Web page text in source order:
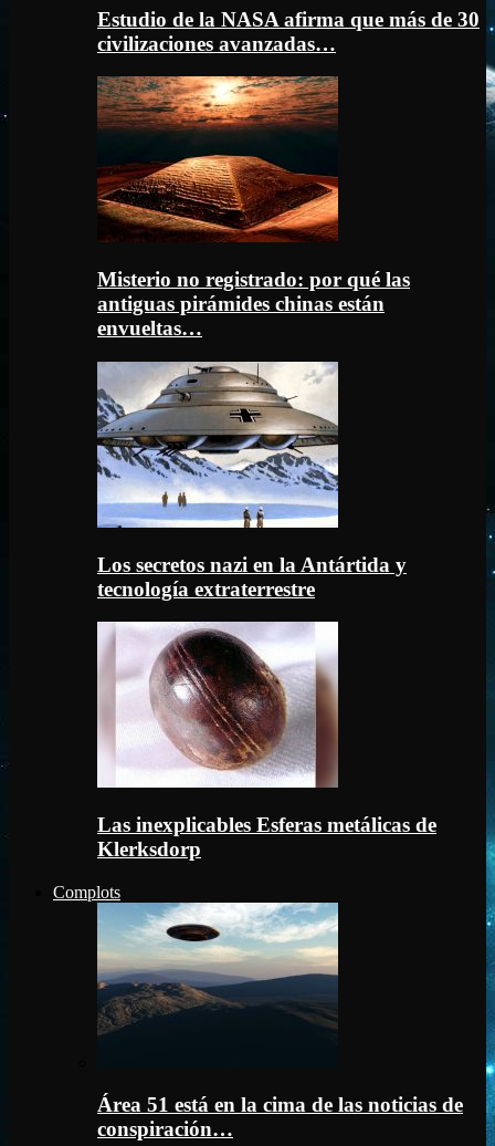
Estudio de la NASA afirma que más de 30
civilizaciones avanzadas…
Misterio no registrado: por qué las
antiguas pirámides chinas están
envueltas…
Los secretos nazi en la Antártida y
tecnología extraterrestre
Las inexplicables Esferas metálicas de
Klerksdorp
Complots
Área 51 está en la cima de las noticias de
conspiración…